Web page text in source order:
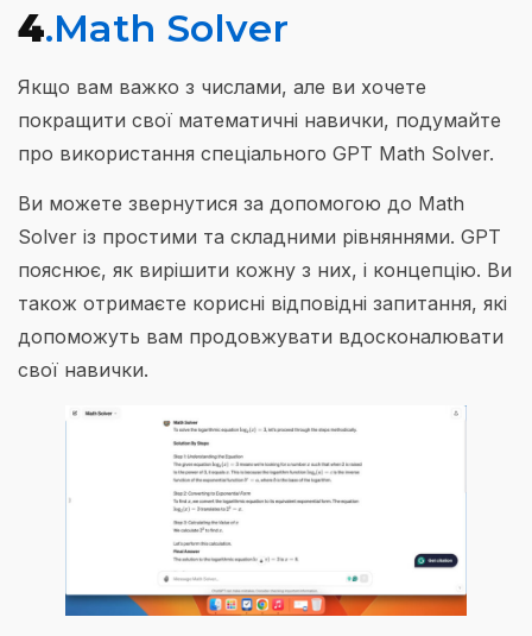
4.Math Solver
Якщо вам важко з числами, але ви хочете
покращити свої математичні навички, подумайте
про використання спеціального GPT Math Solver.
Ви можете звернутися за допомогою до Math
Solver із простими та складними рівняннями. GPT
пояснює, як вирішити кожну з них, і концепцію. Ви
також отримаєте корисні відповідні запитання, які
допоможуть вам продовжувати вдосконалювати
свої навички.